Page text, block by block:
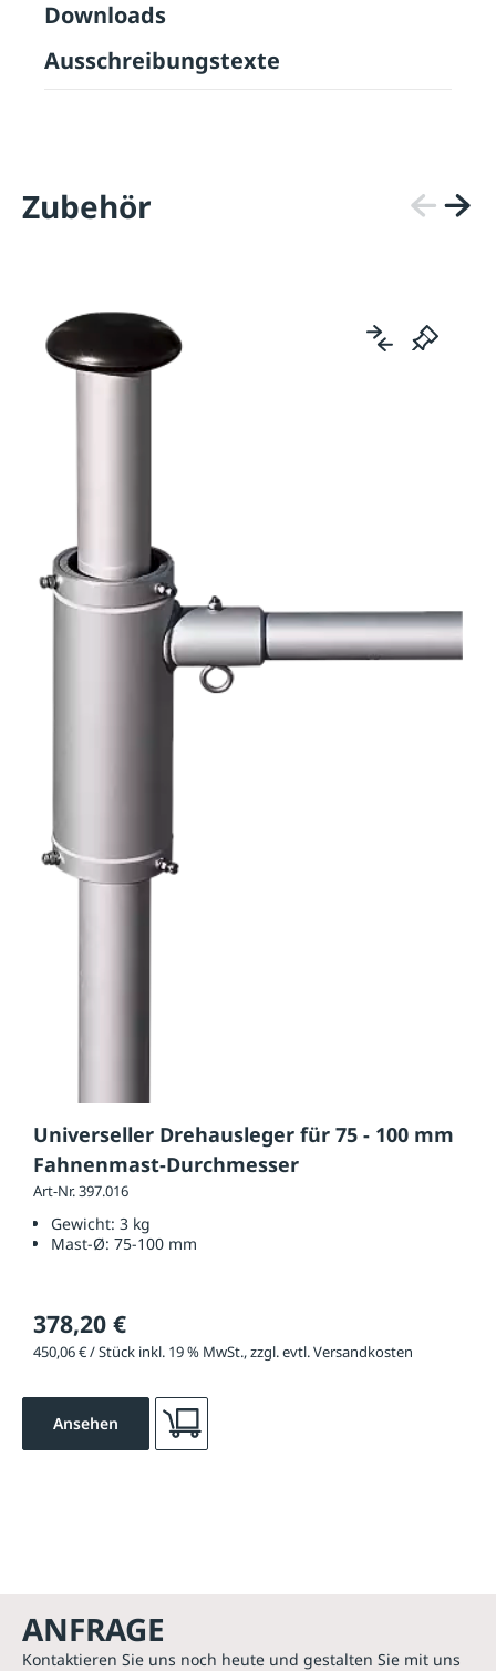
Downloads
Ausschreibungstexte
Zubehör
Universeller Drehausleger für 75 - 100 mm
Fahnenmast-Durchmesser
Art-Nr. 397.016
Gewicht: 3 kg
Mast-Ø: 75-100 mm
378,20 €
450,06 € / Stück inkl. 19 % MwSt., zzgl. evtl. Versandkosten
Ansehen
ANFRAGE
Kontaktieren Sie uns noch heute und gestalten Sie mit uns